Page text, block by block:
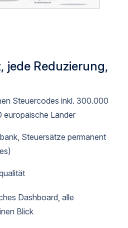
jede Reduzierung,
Steuercodes inkl. 300.000
europäische Länder
Steuersätze permanent
Dashboard, alle
Blick